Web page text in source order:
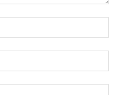
:*
:*